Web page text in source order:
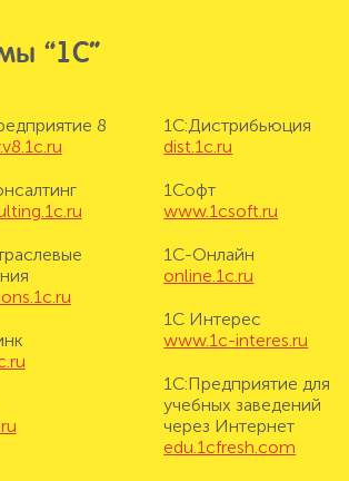
“1С”
8
1С:Дистрибьюция
dist.1c.ru
1Софт
www.1csoft.ru
1С-Онлайн
online.1c.ru
1С Интерес
www.1c-interes.ru
1С:Предприятие для
учебных заведений
через Интернет
edu.1cfresh.com